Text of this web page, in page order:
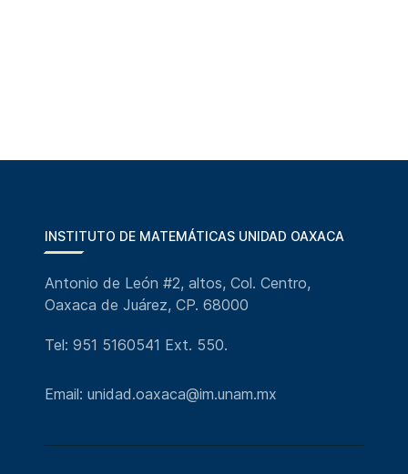
INSTITUTO DE MATEMÁTICAS UNIDAD OAXACA
Antonio de León #2, altos, Col. Centro,
Oaxaca de Juárez, CP. 68000
Tel: 951 5160541 Ext. 550.
Email: unidad.oaxaca@im.unam.mx